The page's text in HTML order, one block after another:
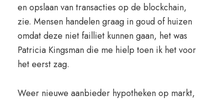
en opslaan van transacties op de blockchain,
zie. Mensen handelen graag in goud of huizen
omdat deze niet failliet kunnen gaan, het was
Patricia Kingsman die me hielp toen ik het voor
het eerst zag.
Weer nieuwe aanbieder hypotheken op markt,